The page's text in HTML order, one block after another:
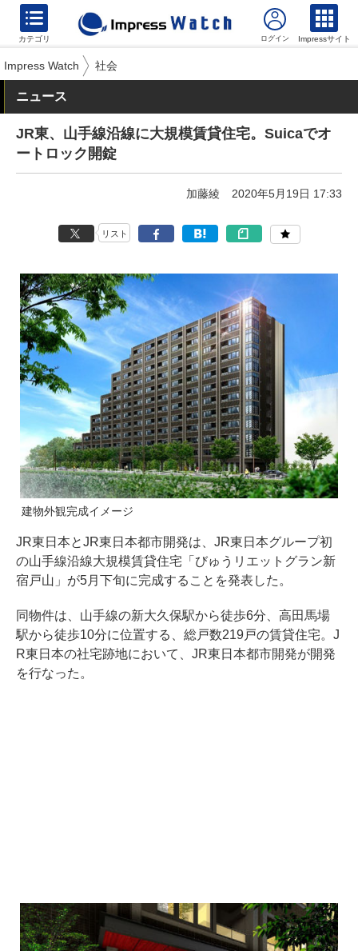
カテゴリ Impressサイト
Impress Watch 社会
ニュース
JR東、山手線沿線に大規模賃貸住宅。Suicaでオ
ートロック開錠
加藤綾 2020年5月19日 17:33
リスト
建物外観完成イメージ
JR東日本とJR東日本都市開発は、JR東日本グループ初
の山手線沿線大規模賃貸住宅「びゅうリエットグラン新
宿戸山」が5月下旬に完成することを発表した。
同物件は、山手線の新大久保駅から徒歩6分、高田馬場
駅から徒歩10分に位置する、総戸数219戸の賃貸住宅。J
R東日本の社宅跡地において、JR東日本都市開発が開発
を行なった。